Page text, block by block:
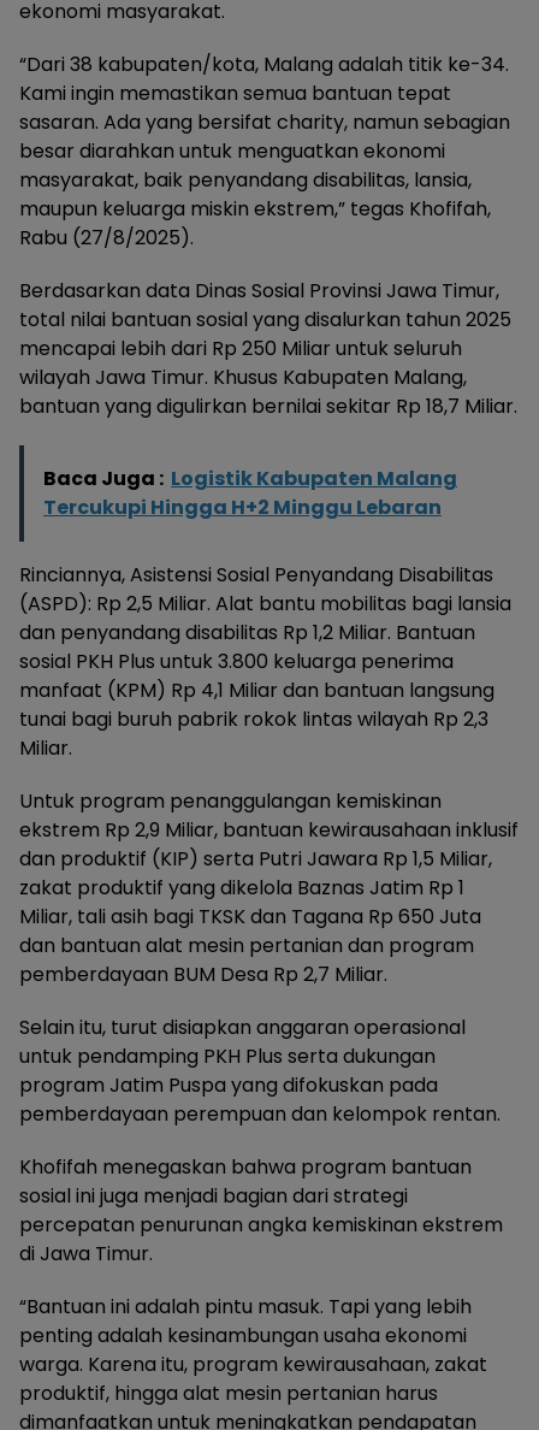
ekonomi masyarakat.
“Dari 38 kabupaten/kota, Malang adalah titik ke-34.
Kami ingin memastikan semua bantuan tepat
sasaran. Ada yang bersifat charity, namun sebagian
besar diarahkan untuk menguatkan ekonomi
masyarakat, baik penyandang disabilitas, lansia,
maupun keluarga miskin ekstrem,” tegas Khofifah,
Rabu (27/8/2025).
Berdasarkan data Dinas Sosial Provinsi Jawa Timur,
total nilai bantuan sosial yang disalurkan tahun 2025
mencapai lebih dari Rp 250 Miliar untuk seluruh
wilayah Jawa Timur. Khusus Kabupaten Malang,
bantuan yang digulirkan bernilai sekitar Rp 18,7 Miliar.
Baca Juga : Logistik Kabupaten Malang
Tercukupi Hingga H+2 Minggu Lebaran
Rinciannya, Asistensi Sosial Penyandang Disabilitas
(ASPD): Rp 2,5 Miliar. Alat bantu mobilitas bagi lansia
dan penyandang disabilitas Rp 1,2 Miliar. Bantuan
sosial PKH Plus untuk 3.800 keluarga penerima
manfaat (KPM) Rp 4,1 Miliar dan bantuan langsung
tunai bagi buruh pabrik rokok lintas wilayah Rp 2,3
Miliar.
Untuk program penanggulangan kemiskinan
ekstrem Rp 2,9 Miliar, bantuan kewirausahaan inklusif
dan produktif (KIP) serta Putri Jawara Rp 1,5 Miliar,
zakat produktif yang dikelola Baznas Jatim Rp 1
Miliar, tali asih bagi TKSK dan Tagana Rp 650 Juta
dan bantuan alat mesin pertanian dan program
pemberdayaan BUM Desa Rp 2,7 Miliar.
Selain itu, turut disiapkan anggaran operasional
untuk pendamping PKH Plus serta dukungan
program Jatim Puspa yang difokuskan pada
pemberdayaan perempuan dan kelompok rentan.
Khofifah menegaskan bahwa program bantuan
sosial ini juga menjadi bagian dari strategi
percepatan penurunan angka kemiskinan ekstrem
di Jawa Timur.
“Bantuan ini adalah pintu masuk. Tapi yang lebih
penting adalah kesinambungan usaha ekonomi
warga. Karena itu, program kewirausahaan, zakat
produktif, hingga alat mesin pertanian harus
dimanfaatkan untuk meningkatkan pendapatan